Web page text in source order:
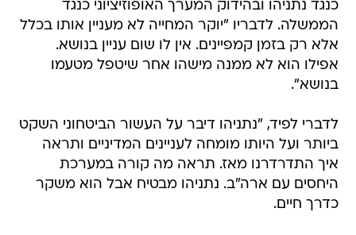
כנגד נתניהו ובהידוק המערך האופוזיציוני כנגד
הממשלה. לדבריו "יוקר המחייה לא מעניין אותו בכלל
אלא רק בזמן קמפיינים. אין לו שום עניין בנושא.
אפילו הוא לא ממנה מישהו אחר שיטפל מטעמו
בנושא".
לדברי לפיד, "נתניהו דיבר על העשור הביטחוני השקט
ביותר ועל היותו מומחה לעניינים המדיניים ותראה
איך התדרדרנו מאז. תראה מה קורה במערכת
היחסים עם ארה"ב. נתניהו מבטיח אבל הוא משקר
כדרך חיים.